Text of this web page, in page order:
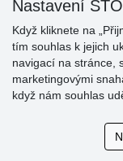
» Bonusový
Hodnocení
zákazníků
Nastavení
Když kliknete na
tím souhlas k jejich
navigací na stránce,
marketingovými
když nám souhlas